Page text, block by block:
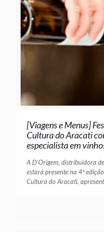
[Viagens e Menus]
Cultura do Aracati
especialista em
A D’Origem, distribuidora
estará presente na 4ª
Cultura do Aracati,